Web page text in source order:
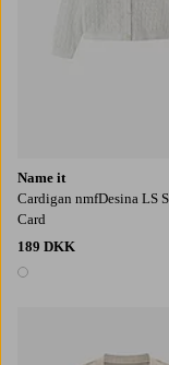
Name it
Cardigan nmfDesina LS
Card
189 DKK
1 farve